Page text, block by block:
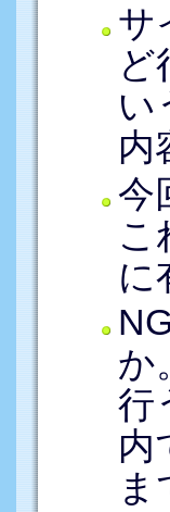
サ
ど
い
内
今
こ
に
か
行
内
ま